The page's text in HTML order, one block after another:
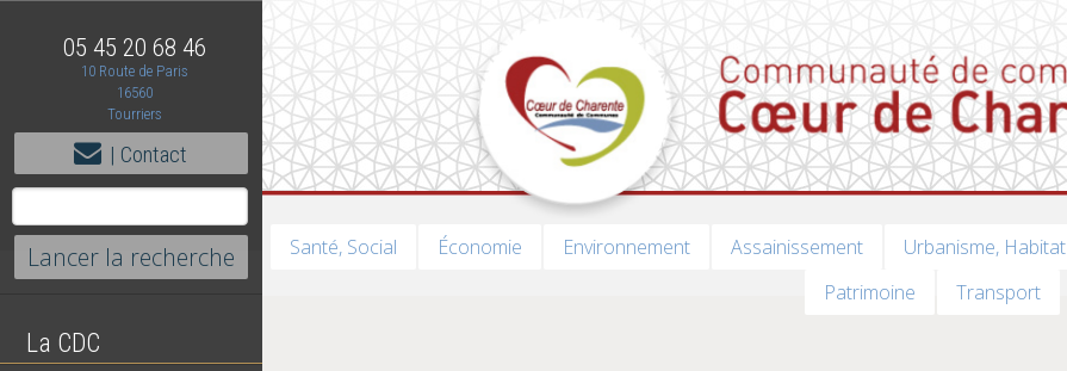
05 45 20 68 46
10 Route de Paris
16560
Tourriers
| Contact
La CDC
Santé, Social Économie Environnement Assainissement Urbanisme, Habitat
Patrimoine
Transport